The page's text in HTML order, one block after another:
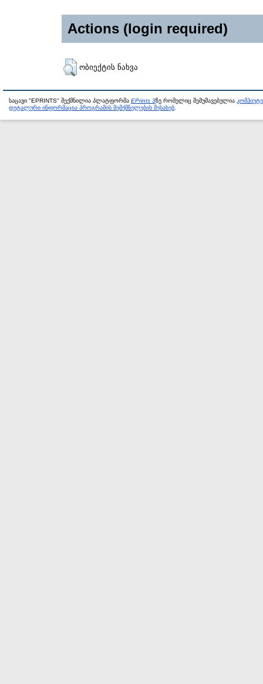
Actions (login required)
ობიექტის ნახვა
საცავი "EPRINTS" შექმნილია პლატფორმა EPrints 3ზე რომელიც შემუშავებულია
დეტალური ინფორმაცია პროგრამის შემქმნელების შესახებ.